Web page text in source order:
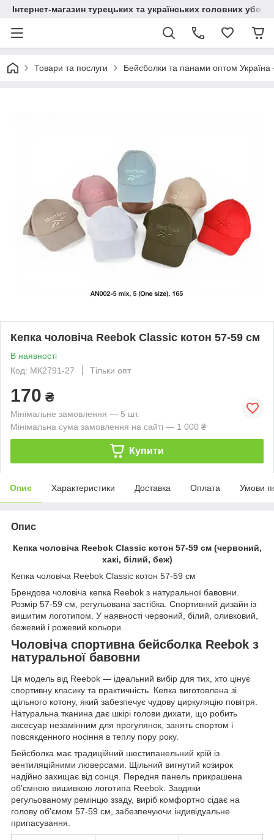
Інтернет-магазин турецьких та українських головних
Товари та послуги Бейсболки та панами оптом
Кепка чоловіча Reebok Classic котон 57-59 см
В наявності
Код: МК2791-27
Тільки опт
170 ₴
Мінімальне замовлення — 5 шт.
Мінімальна сума замовлення на сайті — 1 000 ₴
Купити
Опис Характеристики Доставка Оплата Умови
Опис
Кепка чоловіча Reebok Classic котон 57-59 см (червоний,
хакі, білий, беж)
Кепка чоловіча Reebok Classic котон 57-59 см
Брендова чоловіча кепка Reebok з натуральної бавовни.
Розмір 57-59 см, регульована застібка. Спортивний дизайн із
вишитим логотипом. У наявності червоний, білий, оливковий,
бежевий і рожевий кольори.
Чоловіча спортивна бейсболка Reebok з
натуральної бавовни
Ця модель від Reebok — ідеальний вибір для тих, хто цінує
спортивну класику та практичність. Кепка виготовлена зі
щільного котону, який забезпечує чудову циркуляцію повітря.
Натуральна тканина дає шкірі голови дихати, що робить
аксесуар незамінним для прогулянок, занять спортом і
повсякденного носіння в теплу пору року.
Бейсболка має традиційний шестипанельний крій із
вентиляційними люверсами. Щільний вигнутий козирок
надійно захищає від сонця. Передня панель прикрашена
об'ємною вишивкою логотипа Reebok. Завдяки
регульованому ремінцю ззаду, виріб комфортно сідає на
голову об'ємом 57-59 см, забезпечуючи індивідуальне
припасування.